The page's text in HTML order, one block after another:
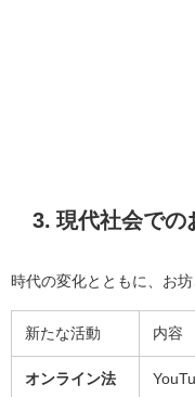
3. 現代社会での
時代の変化とともに、お
新たな活動 内容
オンライン法